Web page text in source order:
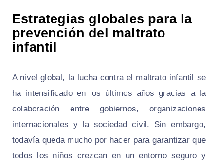
Estrategias globales para la
prevención del maltrato
infantil
A nivel global, la lucha contra el maltrato infantil se
ha intensificado en los últimos años gracias a la
colaboración entre gobiernos, organizaciones
internacionales y la sociedad civil. Sin embargo,
todavía queda mucho por hacer para garantizar que
todos los niños crezcan en un entorno seguro y